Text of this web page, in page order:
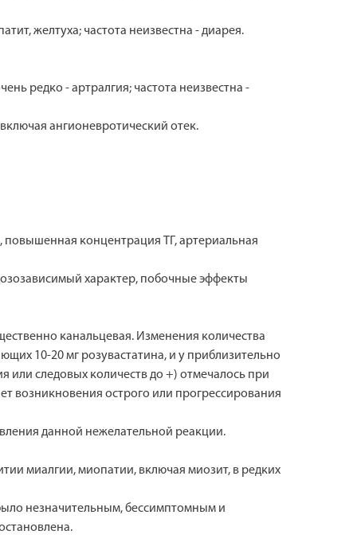
желтуха; частота неизвестна - диарея.
редко - артралгия; частота неизвестна -
ангионевротический отек.
концентрация ТГ, артериальная
характер, побочные эффекты
канальцевая. Изменения количества
10-20 мг розувастатина, и у приблизительно
или следовых количеств до +) отмечалось при
возникновения острого или прогрессирования
данной нежелательной реакции.
миалгии, миопатии, включая миозит, в редких
незначительным, бессимптомным и